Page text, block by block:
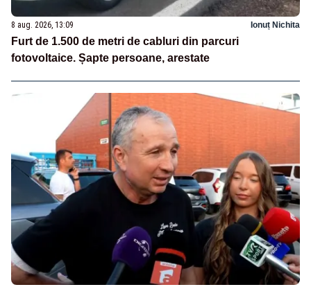
8 aug. 2026, 13:09 Ionuț Nichita
Furt de 1.500 de metri de cabluri din parcuri
fotovoltaice. Șapte persoane, arestate